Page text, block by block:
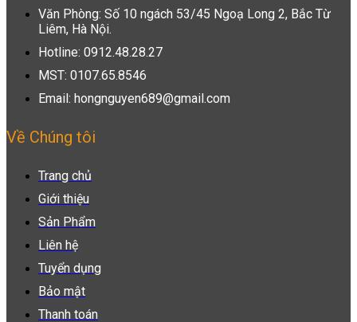
Văn Phòng: Số 10 ngách 53/45 Ngoạ Long 2, Bắc Từ
Liêm, Hà Nội.
Hotline: 0912.48.28.27
MST: 0107.65.8546
Email: hongnguyen689@gmail.com
Về Chúng tôi
Trang chủ
Giới thiệu
Sản Phẩm
Liên hệ
Tuyển dụng
Bảo mật
Thanh toán